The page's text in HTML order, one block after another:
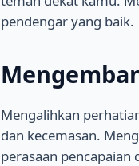
pendengar yang baik.
Mengalihkan
dan kecemasan.
perasaan